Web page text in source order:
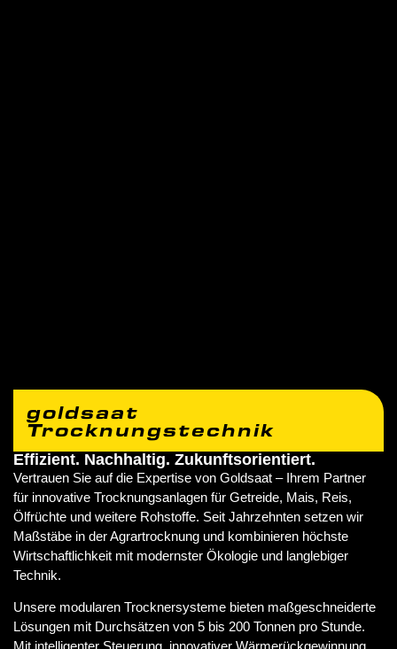
goldsaat
Trocknungstechnik
Effizient. Nachhaltig. Zukunftsorientiert.
Vertrauen Sie auf die Expertise von Goldsaat – Ihrem Partner
für innovative Trocknungsanlagen für Getreide, Mais, Reis,
Ölfrüchte und weitere Rohstoffe. Seit Jahrzehnten setzen wir
Maßstäbe in der Agrartrocknung und kombinieren höchste
Wirtschaftlichkeit mit modernster Ökologie und langlebiger
Technik.
Unsere modularen Trocknersysteme bieten maßgeschneiderte
Lösungen mit Durchsätzen von 5 bis 200 Tonnen pro Stunde.